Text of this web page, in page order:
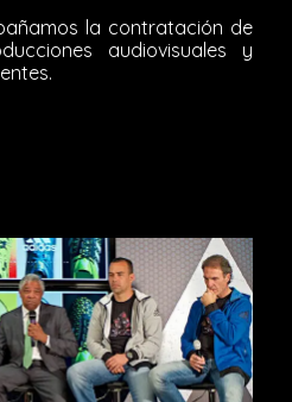
la contratación de
audiovisuales y